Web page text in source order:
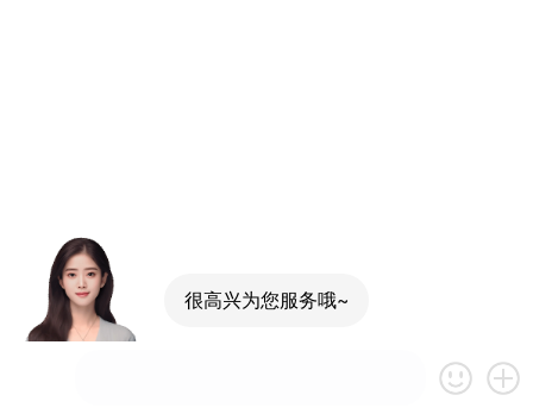
很高兴为您服务哦~